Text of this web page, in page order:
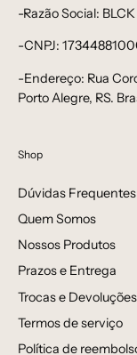
-Razão Social:
-CNPJ:
-Endereço: Rua
Porto Alegre, RS.
Shop
Dúvidas Frequentes
Quem Somos
Nossos Produtos
Prazos e Entrega
Trocas e Devoluções
Termos de serviço
Política de